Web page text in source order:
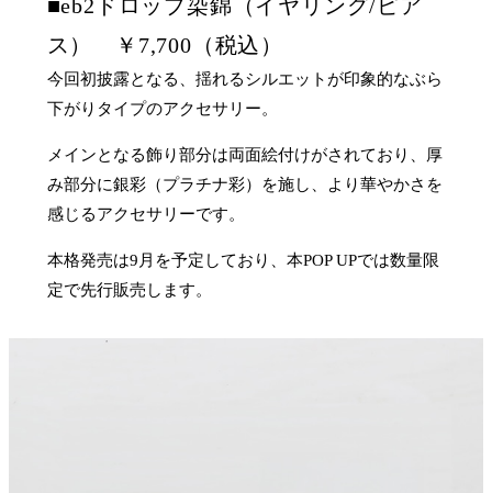
■eb2ドロップ染錦（イヤリング/ピア
ス） ￥7,700（税込）
今回初披露となる、揺れるシルエットが印象的なぶら
下がりタイプのアクセサリー。
メインとなる飾り部分は両面絵付けがされており、厚
み部分に銀彩（プラチナ彩）を施し、より華やかさを
感じるアクセサリーです。
本格発売は9月を予定しており、本POP UPでは数量限
定で先行販売します。